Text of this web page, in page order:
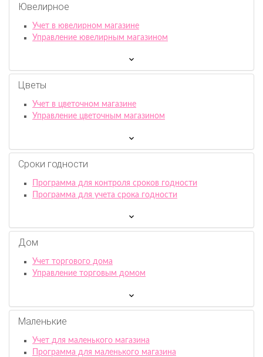
Ювелирное
Учет в ювелирном магазине
Управление ювелирным магазином
Цветы
Учет в цветочном магазине
Управление цветочным магазином
Сроки годности
Программа для контроля сроков годности
Программа для учета срока годности
Дом
Учет торгового дома
Управление торговым домом
Маленькие
Учет для маленького магазина
Программа для маленького магазина